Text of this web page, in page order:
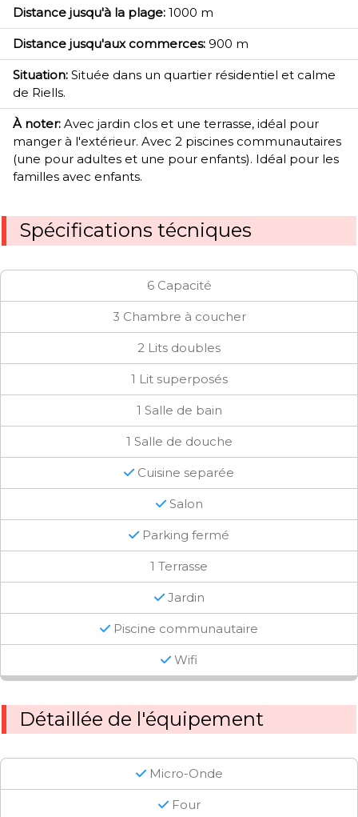
Distance jusqu'à la plage: 1000 m
Distance jusqu'aux commerces: 900 m
Situation: Située dans un quartier résidentiel et calme
de Riells.
À noter: Avec jardin clos et une terrasse, idéal pour
manger à l'extérieur. Avec 2 piscines communautaires
(une pour adultes et une pour enfants). Idéal pour les
familles avec enfants.
Spécifications técniques
6 Capacité
3 Chambre à coucher
2 Lits doubles
1 Lit superposés
1 Salle de bain
1 Salle de douche
Cuisine separée
Salon
Parking fermé
1 Terrasse
Jardin
Piscine communautaire
Wifi
Détaillée de l'équipement
Micro-Onde
Four